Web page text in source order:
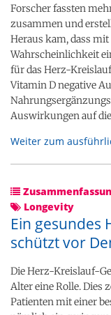
Forscher fassten
zusammen und
Heraus kam, dass
Wahrscheinlichkeit
für das Herz-
Vitamin D negative
Auswirkungen auf
Weiter zum
Longevity
Ein gesundes
schützt vor
Die Herz-Kreislauf-
Alter eine Rolle. Dies
Patienten mit einer